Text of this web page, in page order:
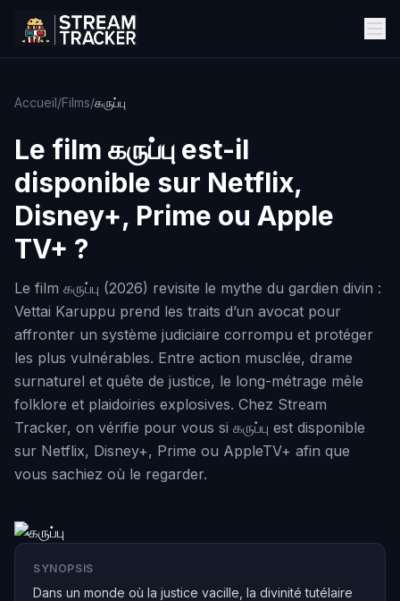
Accueil/Films/கருப்பு
Le film கருப்பு est-il
disponible sur Netflix,
Disney+, Prime ou Apple
TV+ ?
Le film கருப்பு (2026) revisite le mythe du gardien divin :
Vettai Karuppu prend les traits d’un avocat pour
affronter un système judiciaire corrompu et protéger
les plus vulnérables. Entre action musclée, drame
surnaturel et quête de justice, le long-métrage mêle
folklore et plaidoiries explosives. Chez Stream
Tracker, on vérifie pour vous si கருப்பு est disponible
sur Netflix, Disney+, Prime ou AppleTV+ afin que
vous sachiez où le regarder.
SYNOPSIS
Dans un monde où la justice vacille, la divinité tutélaire